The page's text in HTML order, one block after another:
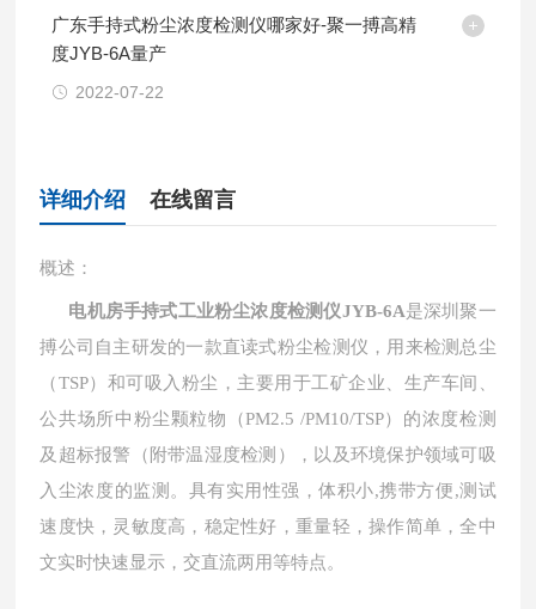
广东手持式粉尘浓度检测仪哪家好-聚一搏高精
度JYB-6A量产
2022-07-22
详细介绍 在线留言
概述：
电机房手持式工业粉尘浓度检测仪JYB-6A是深圳聚一
搏公司自主研发的一款直读式粉尘检测仪，用来检测 总尘
（TSP）和可吸入粉尘，主要用于工矿企业、生产车间、
公共场所中粉尘颗粒物（PM2.5 /PM10/TSP）的浓度检测
及超标报警（附带温湿度检测），以及环境保护领域可吸
入尘浓度的监测。具有实用性强，体积小,携带方便,测试
速度快，灵敏度高，稳定性好，重量轻，操作简单，全中
文实时快速显示，交直流两用等特点。